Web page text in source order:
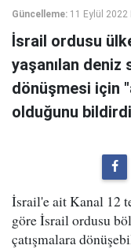
Güncelleme: 11 Eylül 2022
İsrail ordusu
yaşanılan deniz
dönüşmesi için
olduğunu
İsrail'e ait Kanal 12
göre İsrail ordusu
çatışmalara